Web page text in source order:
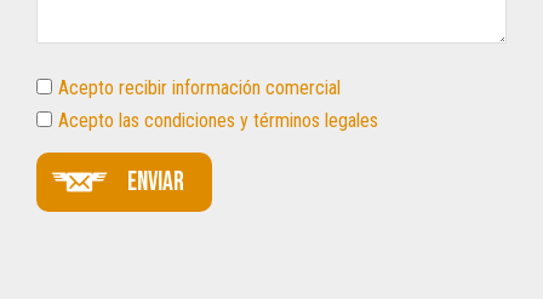
Acepto recibir información comercial
Acepto las condiciones y términos legales
Enviar